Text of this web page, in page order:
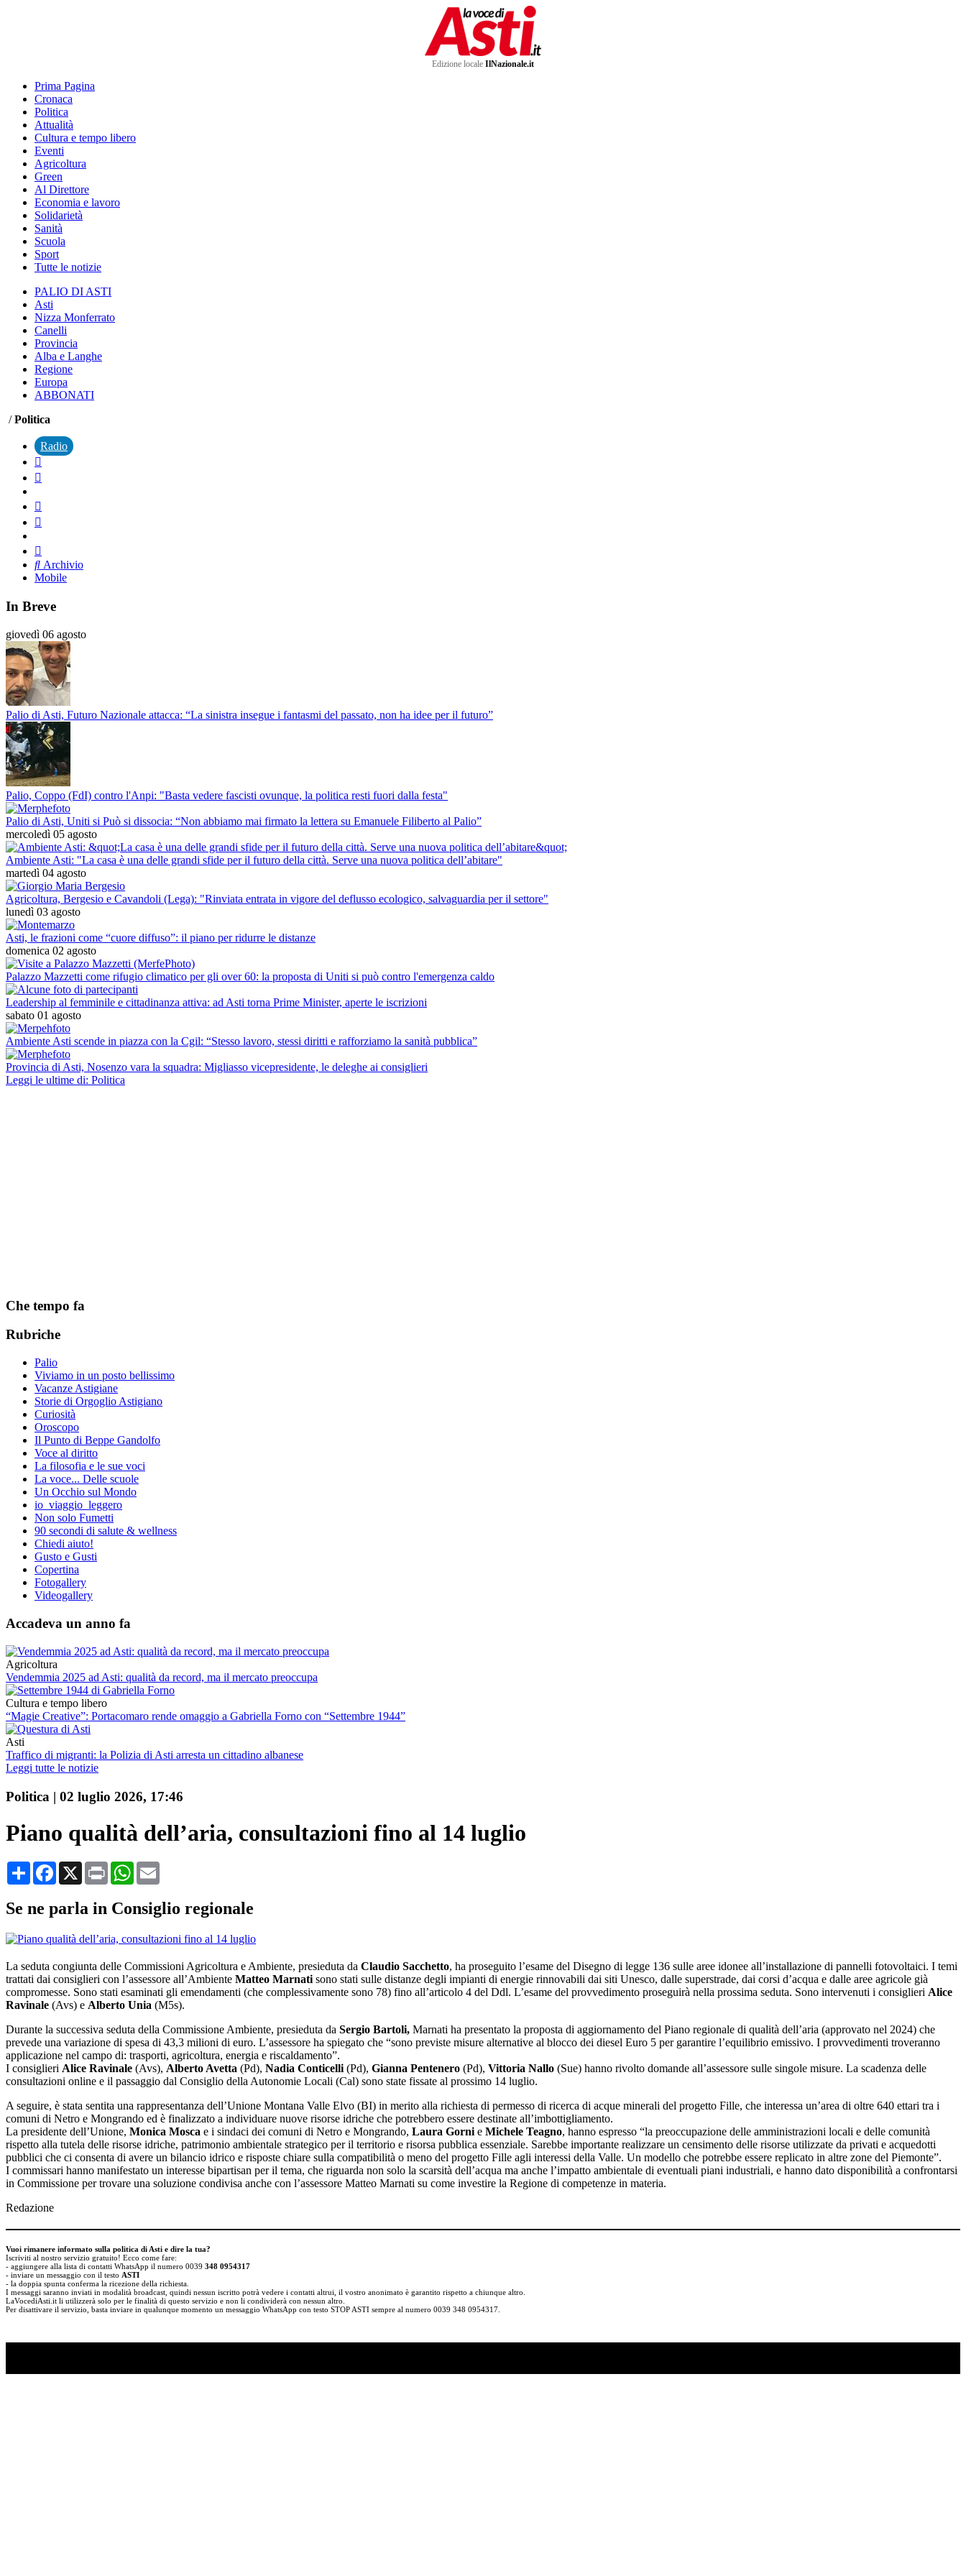
Edizione locale IlNazionale.it
Prima Pagina
Cronaca
Politica
Attualità
Cultura e tempo libero
Eventi
Agricoltura
Green
Al Direttore
Economia e lavoro
Solidarietà
Sanità
Scuola
Sport
Tutte le notizie
PALIO DI ASTI
Asti
Nizza Monferrato
Canelli
Provincia
Alba e Langhe
Regione
Europa
ABBONATI
/Politica
Radio
Archivio
Mobile
In Breve
giovedì 06 agosto
Palio di Asti, Futuro Nazionale attacca: “La sinistra insegue i fantasmi del passato, non ha idee per il futuro”
Palio, Coppo (FdI) contro l'Anpi: "Basta vedere fascisti ovunque, la politica resti fuori dalla festa"
Palio di Asti, Uniti si Può si dissocia: “Non abbiamo mai firmato la lettera su Emanuele Filiberto al Palio”
mercoledì 05 agosto
Ambiente Asti: "La casa è una delle grandi sfide per il futuro della città. Serve una nuova politica dell’abitare"
martedì 04 agosto
Agricoltura, Bergesio e Cavandoli (Lega): "Rinviata entrata in vigore del deflusso ecologico, salvaguardia per il settore"
lunedì 03 agosto
Asti, le frazioni come “cuore diffuso”: il piano per ridurre le distanze
domenica 02 agosto
Palazzo Mazzetti come rifugio climatico per gli over 60: la proposta di Uniti si può contro l'emergenza caldo
Leadership al femminile e cittadinanza attiva: ad Asti torna Prime Minister, aperte le iscrizioni
sabato 01 agosto
Ambiente Asti scende in piazza con la Cgil: “Stesso lavoro, stessi diritti e rafforziamo la sanità pubblica”
Provincia di Asti, Nosenzo vara la squadra: Migliasso vicepresidente, le deleghe ai consiglieri
Leggi le ultime di: Politica
Che tempo fa
Rubriche
Palio
Viviamo in un posto bellissimo
Vacanze Astigiane
Storie di Orgoglio Astigiano
Curiosità
Oroscopo
Il Punto di Beppe Gandolfo
Voce al diritto
La filosofia e le sue voci
La voce... Delle scuole
Un Occhio sul Mondo
io_viaggio_leggero
Non solo Fumetti
90 secondi di salute & wellness
Chiedi aiuto!
Gusto e Gusti
Copertina
Fotogallery
Videogallery
Accadeva un anno fa
Agricoltura
Vendemmia 2025 ad Asti: qualità da record, ma il mercato preoccupa
Cultura e tempo libero
“Magie Creative”: Portacomaro rende omaggio a Gabriella Forno con “Settembre 1944”
Asti
Traffico di migranti: la Polizia di Asti arresta un cittadino albanese
Leggi tutte le notizie
Politica | 02 luglio 2026, 17:46
Piano qualità dell’aria, consultazioni fino al 14 luglio
CondividiFacebook
X Print WhatsApp
Se ne parla in Consiglio regionale
La seduta congiunta delle Commissioni Agricoltura e Ambiente, presieduta da Claudio Sacchetto, ha proseguito l’esame del Disegno di legge 136 sulle aree idonee all’installazione di pannelli fotovoltaici. I temi
trattati dai consiglieri con l’assessore all’Ambiente Matteo Marnati sono stati sulle distanze degli impianti di energie rinnovabili dai siti Unesco, dalle superstrade, dai corsi d’acqua e dalle aree agricole già
compromesse. Sono stati esaminati gli emendamenti (che complessivamente sono 78) fino all’articolo 4 del Ddl. L’esame del provvedimento proseguirà nella prossima seduta. Sono intervenuti i consiglieri Alice
Ravinale (Avs) e Alberto Unia (M5s).
Durante la successiva seduta della Commissione Ambiente, presieduta da Sergio Bartoli, Marnati ha presentato la proposta di aggiornamento del Piano regionale di qualità dell’aria (approvato nel 2024) che
prevede una variazione di spesa di 43,3 milioni di euro. L’assessore ha spiegato che “sono previste misure alternative al blocco dei diesel Euro 5 per garantire l’equilibrio emissivo. I provvedimenti troveranno
applicazione nel campo di: trasporti, agricoltura, energia e riscaldamento”.
I consiglieri Alice Ravinale (Avs), Alberto Avetta (Pd), Nadia Conticelli (Pd), Gianna Pentenero (Pd), Vittoria Nallo (Sue) hanno rivolto domande all’assessore sulle singole misure. La scadenza delle
consultazioni online e il passaggio dal Consiglio della Autonomie Locali (Cal) sono state fissate al prossimo 14 luglio.
A seguire, è stata sentita una rappresentanza dell’Unione Montana Valle Elvo (BI) in merito alla richiesta di permesso di ricerca di acque minerali del progetto Fille, che interessa un’area di oltre 640 ettari tra i
comuni di Netro e Mongrando ed è finalizzato a individuare nuove risorse idriche che potrebbero essere destinate all’imbottigliamento.
La presidente dell’Unione, Monica Mosca e i sindaci dei comuni di Netro e Mongrando, Laura Gorni e Michele Teagno, hanno espresso “la preoccupazione delle amministrazioni locali e delle comunità
rispetto alla tutela delle risorse idriche, patrimonio ambientale strategico per il territorio e risorsa pubblica essenziale. Sarebbe importante realizzare un censimento delle risorse utilizzate da privati e acquedotti
pubblici che ci consenta di avere un bilancio idrico e risposte chiare sulla compatibilità o meno del progetto Fille agli interessi della Valle. Un modello che potrebbe essere replicato in altre zone del Piemonte”.
I commissari hanno manifestato un interesse bipartisan per il tema, che riguarda non solo la scarsità dell’acqua ma anche l’impatto ambientale di eventuali piani industriali, e hanno dato disponibilità a confrontarsi
in Commissione per trovare una soluzione condivisa anche con l’assessore Matteo Marnati su come investire la Regione di competenze in materia.
Redazione
Vuoi rimanere informato sulla politica di Asti e dire la tua?
Iscriviti al nostro servizio gratuito! Ecco come fare:
- aggiungere alla lista di contatti WhatsApp il numero 0039 348 0954317
- inviare un messaggio con il testo ASTI
- la doppia spunta conferma la ricezione della richiesta.
I messaggi saranno inviati in modalità broadcast, quindi nessun iscritto potrà vedere i contatti altrui, il vostro anonimato è garantito rispetto a chiunque altro.
LaVocediAsti.it li utilizzerà solo per le finalità di questo servizio e non li condividerà con nessun altro.
Per disattivare il servizio, basta inviare in qualunque momento un messaggio WhatsApp con testo STOP ASTI sempre al numero 0039 348 0954317.